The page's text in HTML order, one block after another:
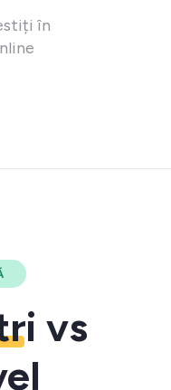
în
vs